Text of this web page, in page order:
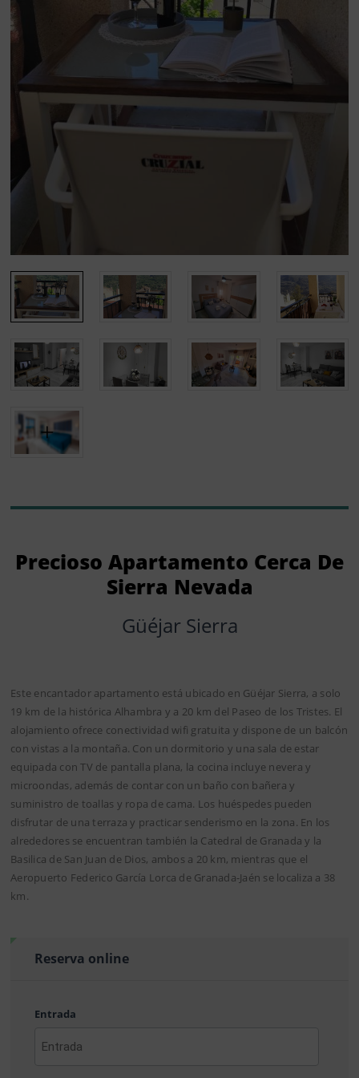
Precioso Apartamento Cerca De
Sierra Nevada
Güéjar Sierra
Este encantador apartamento está ubicado en Güéjar Sierra, a solo
19 km de la histórica Alhambra y a 20 km del Paseo de los Tristes. El
alojamiento ofrece conectividad wifi gratuita y dispone de un balcón
con vistas a la montaña. Con un dormitorio y una sala de estar
equipada con TV de pantalla plana, la cocina incluye nevera y
microondas, además de contar con un baño con bañera y
suministro de toallas y ropa de cama. Los huéspedes pueden
disfrutar de una terraza y practicar senderismo en la zona. En los
alrededores se encuentran también la Catedral de Granada y la
Basilica de San Juan de Dios, ambos a 20 km, mientras que el
Aeropuerto Federico García Lorca de Granada-Jaén se localiza a 38
km.
Reserva online
Entrada
AAAA